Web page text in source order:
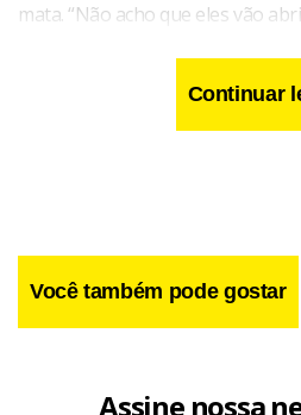
mata. “Não acho que eles vão
competição nesse momento”,
Continuar
Você também pode gostar
Assine nossa